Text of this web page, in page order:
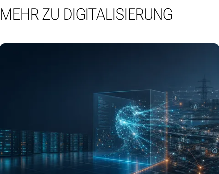
MEHR ZU DIGITALISIERUNG